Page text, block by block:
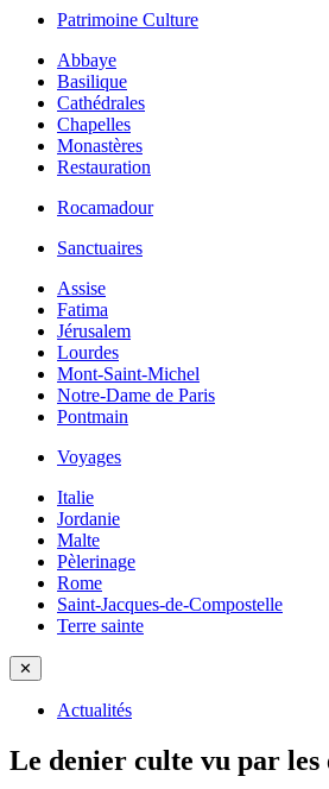
Patrimoine Culture
Abbaye
Basilique
Cathédrales
Chapelles
Monastères
Restauration
Rocamadour
Sanctuaires
Assise
Fatima
Jérusalem
Lourdes
Mont-Saint-Michel
Notre-Dame de Paris
Pontmain
Voyages
Italie
Jordanie
Malte
Pèlerinage
Rome
Saint-Jacques-de-Compostelle
Terre sainte
✕
Actualités
Le denier culte vu par les